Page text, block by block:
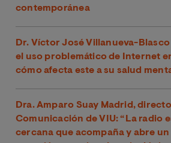
contemporánea
Dr. Víctor José Villanueva-
el uso problemático de Internet
cómo afecta este a su salud
Dra. Amparo Suay Madrid,
Comunicación de VIU: “La radio
cercana que acompaña y abre un